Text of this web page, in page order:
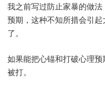
我之前写过防止家暴的做
预期，这种不知所措会引
了。
如果能把心锚和打破心理
被打。